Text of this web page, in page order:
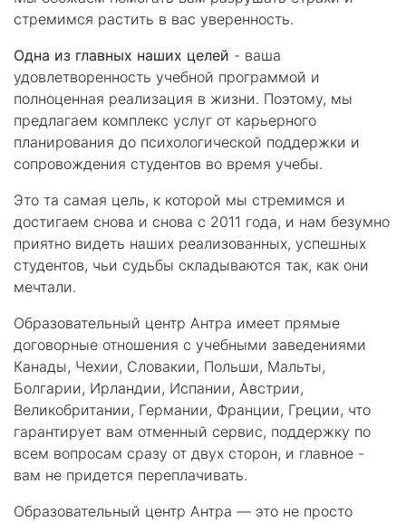
стремимся растить в вас уверенность.
Одна из главных наших целей - ваша
удовлетворенность учебной программой и
полноценная реализация в жизни. Поэтому, мы
предлагаем комплекс услуг от карьерного
планирования до психологической поддержки и
сопровождения студентов во время учебы.
Это та самая цель, к которой мы стремимся и
достигаем снова и снова с 2011 года, и нам безумно
приятно видеть наших реализованных, успешных
студентов, чьи судьбы складываются так, как они
мечтали.
Образовательный центр Антра имеет прямые
договорные отношения с учебными заведениями
Канады, Чехии, Словакии, Польши, Мальты,
Болгарии, Ирландии, Испании, Австрии,
Великобритании, Германии, Франции, Греции, что
гарантирует вам отменный сервис, поддержку по
всем вопросам сразу от двух сторон, и главное -
вам не придется переплачивать.
Образовательный центр Антра — это не просто